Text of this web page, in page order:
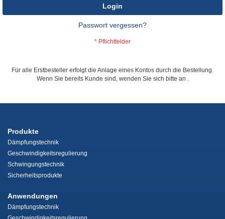
Login
Passwort vergessen?
Für alle Erstbesteller erfolgt die Anlage eines Kontos durch die Bestellung.
Wenn Sie bereits Kunde sind, wenden Sie sich bitte an .
Produkte
Dämpfungstechnik
Geschwindigkeitsregulierung
Schwingungstechnik
Sicherheitsprodukte
Anwendungen
Dämpfungstechnik